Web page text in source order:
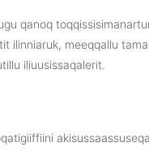
qanoq
ilinniaruk, meeqqallu
iliuusissaqalerit.